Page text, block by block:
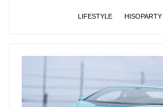
LIFESTYLE